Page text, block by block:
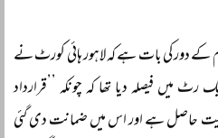
کے دور کی بات ہے کہ لاہور ہائی کورٹ نے
میں فیصلہ دیا تھا کہ چونکہ ’’قرارداد
حیثیت حاصل ہے اور اس میں ضمانت دی گئی